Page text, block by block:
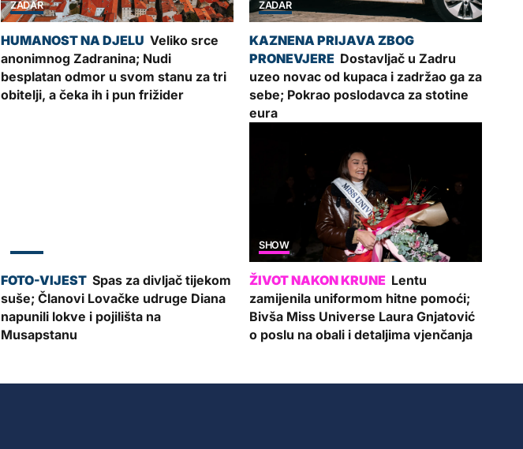
ZADAR
Veliko srce
anonimnog Zadranina; Nudi
besplatan odmor u svom stanu za tri
obitelji, a čeka ih i pun frižider
ZADAR
Dostavljač u Zadru
uzeo novac od kupaca i zadržao ga za
sebe; Pokrao poslodavca za stotine
eura
Spas za divljač tijekom
suše; Članovi Lovačke udruge Diana
napunili lokve i pojilišta na
Musapstanu
SHOW
Lentu
zamijenila uniformom hitne pomoći;
Bivša Miss Universe Laura Gnjatović
o poslu na obali i detaljima vjenčanja